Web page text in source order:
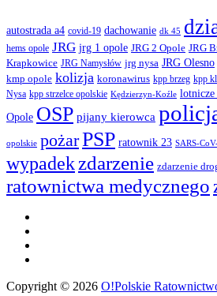
autostrada a4 covid-19 dachowanie dk 45
hems opole JRG jrg 1 opole JRG 2 Opole JRG
Krapkowice JRG Namysłów jrg nysa JRG Olesno
kmp opole kolizja koronawirus kpp brzeg kpp
Nysa kpp strzelce opolskie Kędzierzyn-Koźle
Opole OSP pijany kierowca
opolskie pożarPSP ratownik 23 SARS-
wypadekzdarzenie zdarzenie
ratownictwa medycznego
Copyright © 2026 O!Polskie